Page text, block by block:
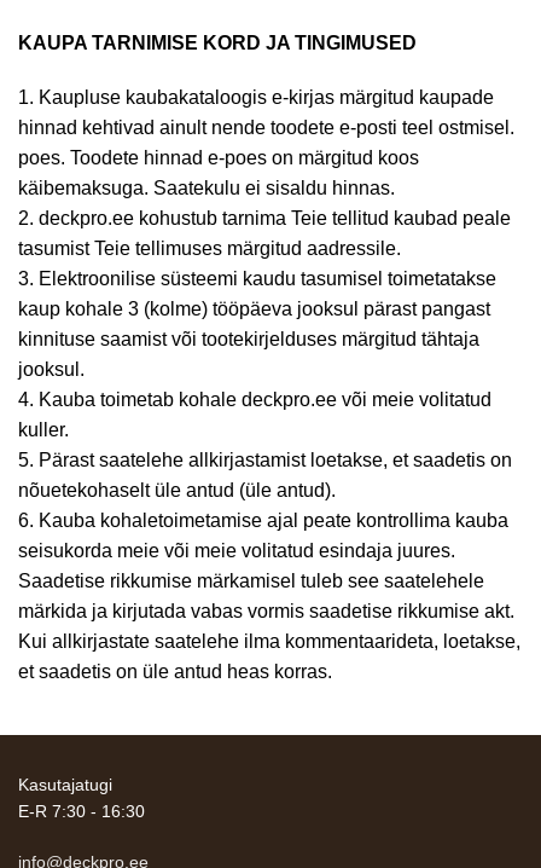
KAUPA TARNIMISE KORD JA TINGIMUSED
1. Kaupluse kaubakataloogis e-kirjas märgitud kaupade
hinnad kehtivad ainult nende toodete e-posti teel ostmisel.
poes. Toodete hinnad e-poes on märgitud koos
käibemaksuga. Saatekulu ei sisaldu hinnas.
2. deckpro.ee kohustub tarnima Teie tellitud kaubad peale
tasumist Teie tellimuses märgitud aadressile.
3. Elektroonilise süsteemi kaudu tasumisel toimetatakse
kaup kohale 3 (kolme) tööpäeva jooksul pärast pangast
kinnituse saamist või tootekirjelduses märgitud tähtaja
jooksul.
4. Kauba toimetab kohale deckpro.ee või meie volitatud
kuller.
5. Pärast saatelehe allkirjastamist loetakse, et saadetis on
nõuetekohaselt üle antud (üle antud).
6. Kauba kohaletoimetamise ajal peate kontrollima kauba
seisukorda meie või meie volitatud esindaja juures.
Saadetise rikkumise märkamisel tuleb see saatelehele
märkida ja kirjutada vabas vormis saadetise rikkumise akt.
Kui allkirjastate saatelehe ilma kommentaarideta, loetakse,
et saadetis on üle antud heas korras.
Kasutajatugi
E-R 7:30 - 16:30
info@deckpro.ee